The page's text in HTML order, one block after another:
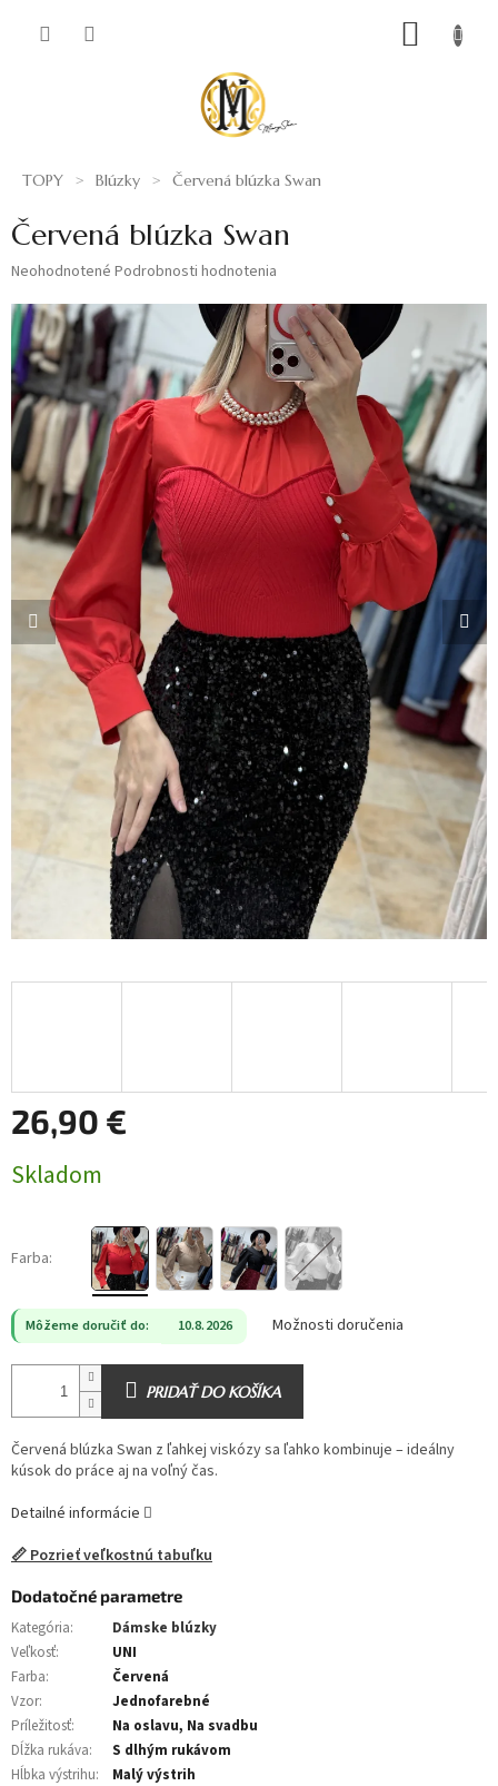
TOPY Blúzky Červená blúzka Swan
Červená blúzka Swan
Priemerné
produktu
je
0,0
z
5
hviezdičiek.
Neohodnotené Podrobnosti hodnotenia
26,90 €
cena:
Skladom
Farba:
Môžeme doručiť do: 10.8.2026 Možnosti doručenia
PRIDAŤ DO KOŠÍKA
Červená blúzka Swan z ľahkej viskózy sa ľahko kombinuje – ideálny
kúsok do práce aj na voľný čas.
Detailné informácie
📏 Pozrieť veľkostnú tabuľku
Dodatočné parametre
Kategória:
Dámske blúzky
Veľkosť:
UNI
Farba:
Červená
Vzor:
Jednofarebné
Príležitosť:
Na oslavu, Na svadbu
Dĺžka rukáva:
S dlhým rukávom
Hĺbka výstrihu:
Malý výstrih